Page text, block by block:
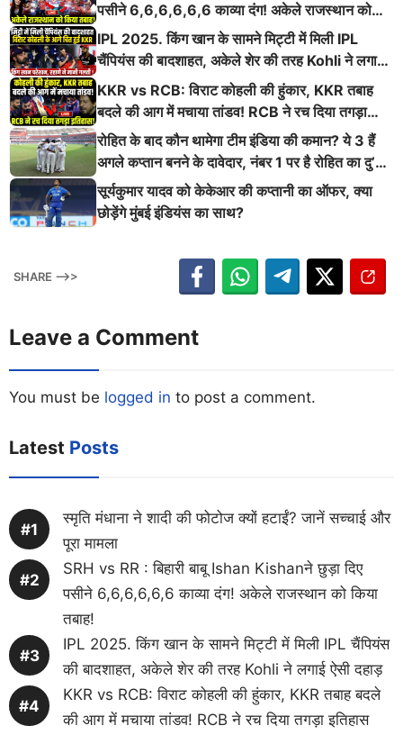
पसीने 6,6,6,6,6,6 काव्या दंग! अकेले राजस्थान को
किया तबाह!
IPL 2025. किंग खान के सामने मिट्टी में मिली IPL
चैंपियंस की बादशाहत, अकेले शेर की तरह Kohli ने लगाई
ऐसी दहाड़
KKR vs RCB: विराट कोहली की हुंकार, KKR तबाह
बदले की आग में मचाया तांडव! RCB ने रच दिया तगड़ा
इतिहास
रोहित के बाद कौन थामेगा टीम इंडिया की कमान? ये 3 हैं
अगले कप्तान बनने के दावेदार, नंबर 1 पर है रोहित का दु’
श्मन
सूर्यकुमार यादव को केकेआर की कप्तानी का ऑफर, क्या
छोड़ेंगे मुंबई इंडियंस का साथ?
SHARE -->>
Leave a Comment
You must be logged in to post a comment.
Latest Posts
स्मृति मंधाना ने शादी की फोटोज क्यों हटाईं? जानें सच्चाई और
पूरा मामला
SRH vs RR : बिहारी बाबू Ishan Kishanने छुड़ा दिए
पसीने 6,6,6,6,6,6 काव्या दंग! अकेले राजस्थान को किया
तबाह!
IPL 2025. किंग खान के सामने मिट्टी में मिली IPL चैंपियंस
की बादशाहत, अकेले शेर की तरह Kohli ने लगाई ऐसी दहाड़
KKR vs RCB: विराट कोहली की हुंकार, KKR तबाह बदले
की आग में मचाया तांडव! RCB ने रच दिया तगड़ा इतिहास